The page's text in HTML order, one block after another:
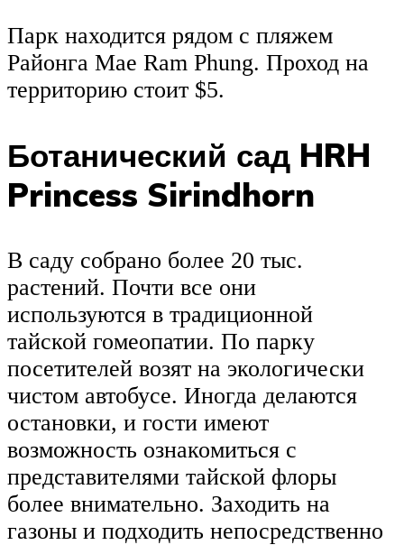
Парк находится рядом с пляжем
Районга Mae Ram Phung. Проход на
территорию стоит $5.
Ботанический сад HRH
Princess Sirindhorn
В саду собрано более 20 тыс.
растений. Почти все они
используются в традиционной
тайской гомеопатии. По парку
посетителей возят на экологически
чистом автобусе. Иногда делаются
остановки, и гости имеют
возможность ознакомиться с
представителями тайской флоры
более внимательно. Заходить на
газоны и подходить непосредственно